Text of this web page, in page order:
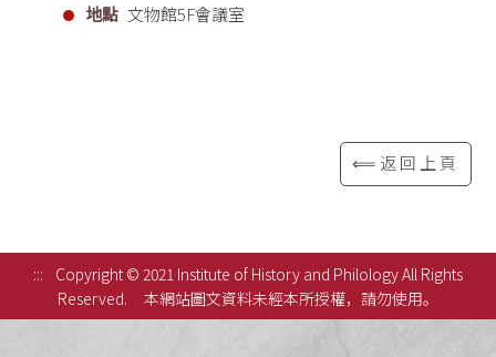
地點 文物館5F會議室
⟸返回上頁
:::
Copyright © 2021 Institute of History and Philology All Rights
Reserved.
本網站圖文資料未經本所授權，請勿使用。